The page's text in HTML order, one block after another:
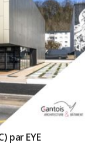
par EYE